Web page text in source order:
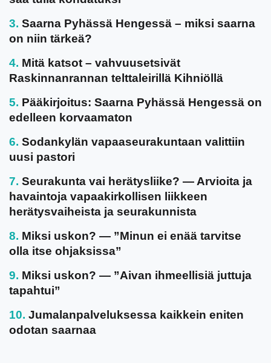
Saarna Pyhässä Hengessä – miksi saarna
on niin tärkeä?
Mitä katsot – vahvuusetsivät
Raskinnanrannan telttaleirillä Kihniöllä
Pääkirjoitus: Saarna Pyhässä Hengessä on
edelleen korvaamaton
Sodankylän vapaaseurakuntaan valittiin
uusi pastori
Seurakunta vai herätysliike? — Arvioita ja
havaintoja vapaakirkollisen liikkeen
herätysvaiheista ja seurakunnista
Miksi uskon? — ”Minun ei enää tarvitse
olla itse ohjaksissa”
Miksi uskon? — ”Aivan ihmeellisiä juttuja
tapahtui”
Jumalanpalveluksessa kaikkein eniten
odotan saarnaa